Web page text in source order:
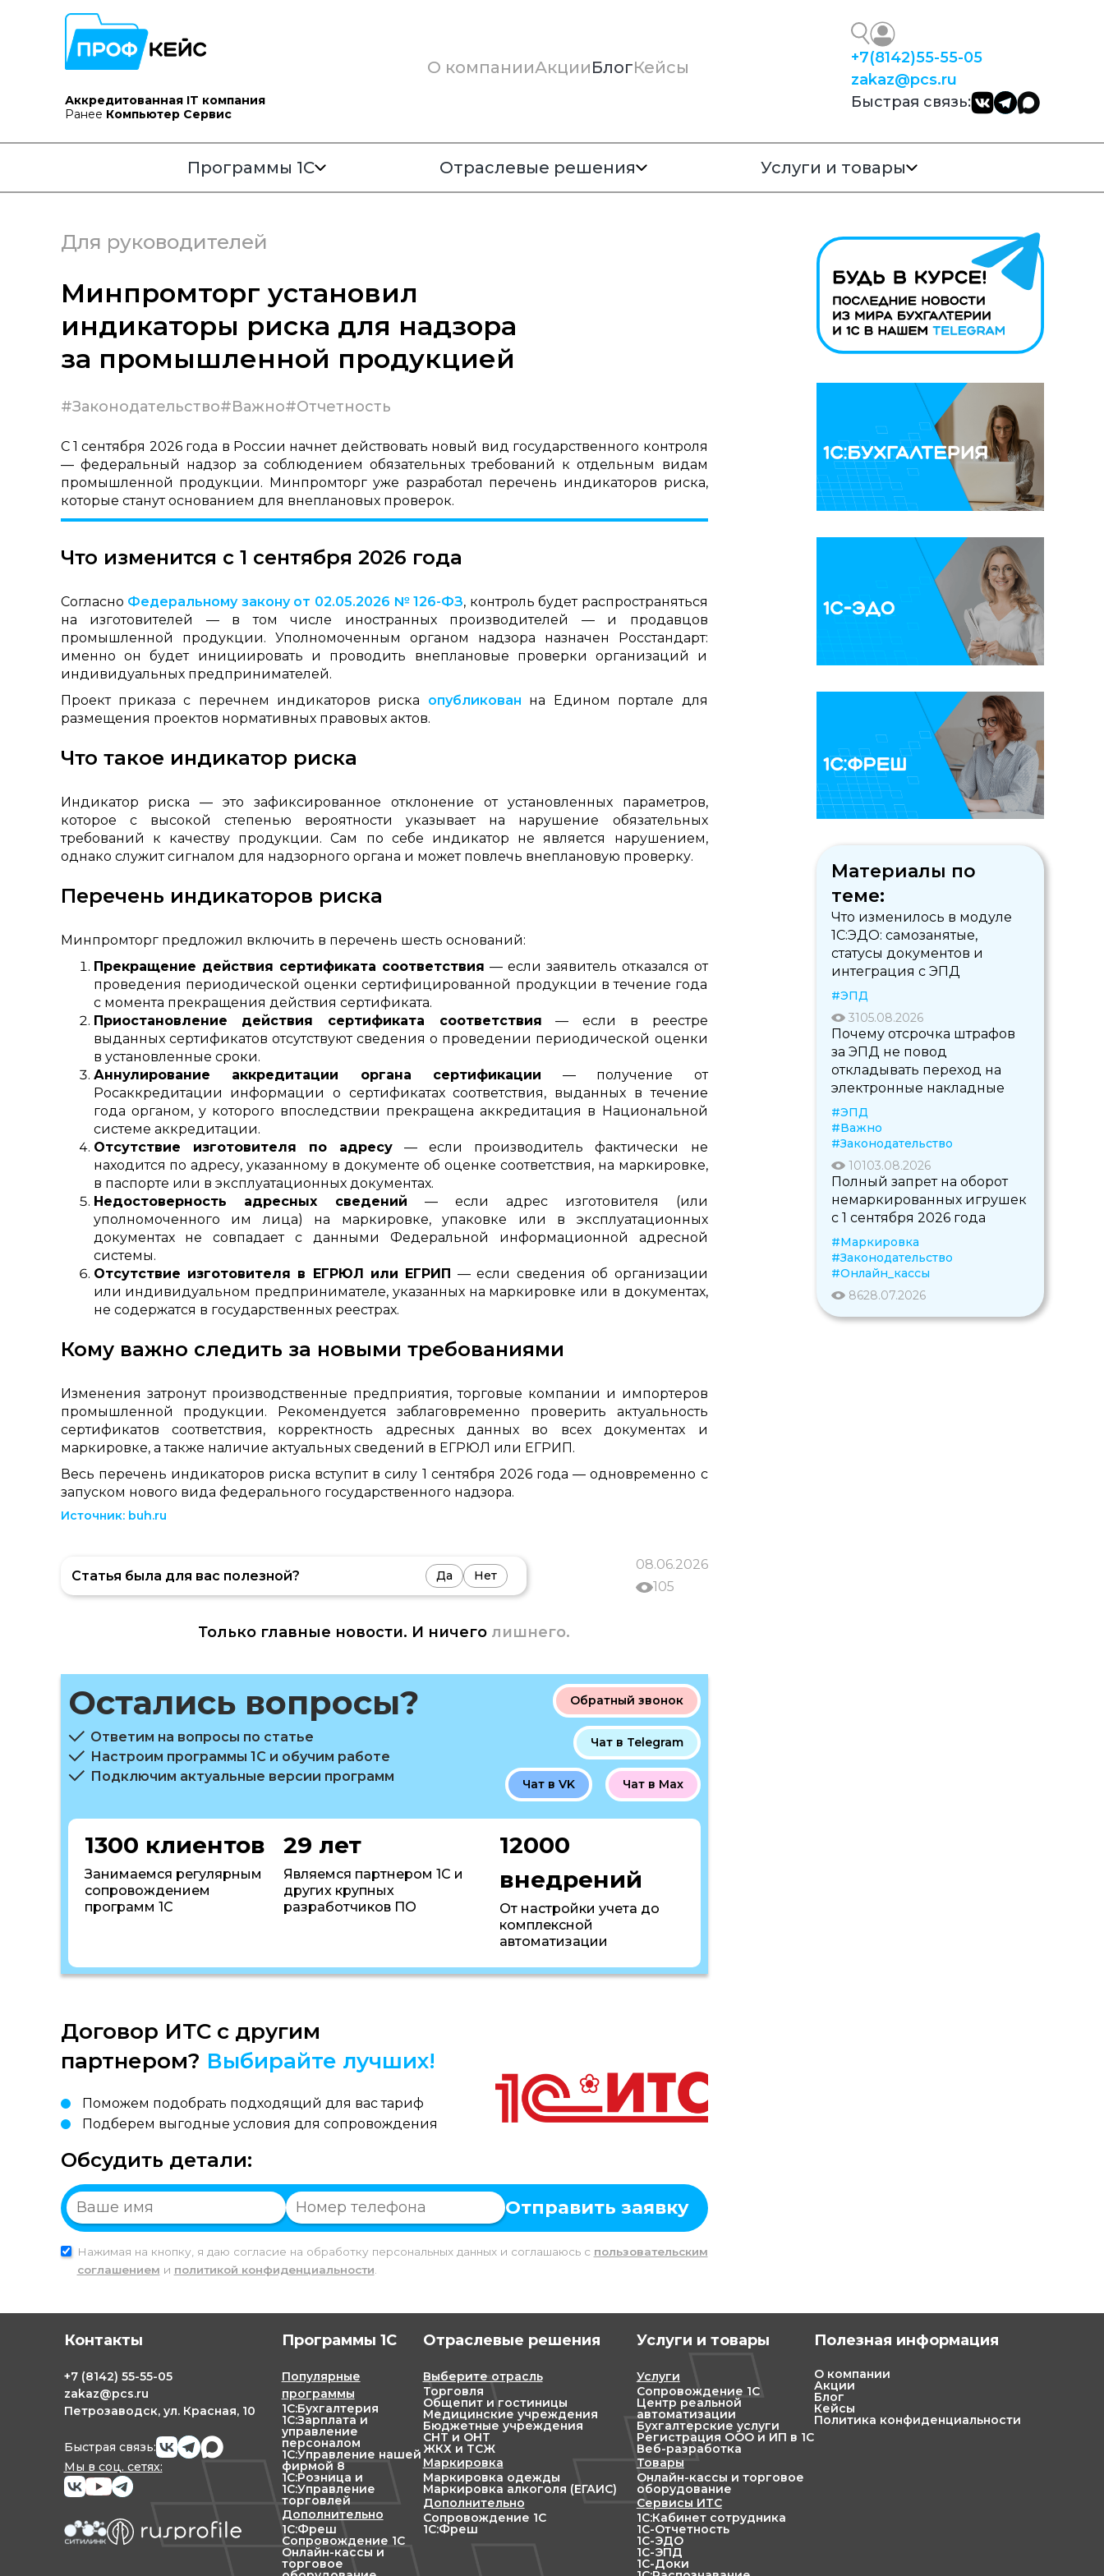
Аккредитованная IT компания
Ранее Компьютер Сервис
О компанииАкцииБлогКейсы
+7(8142)55-55-05
zakaz@pcs.ru
Быстрая связь:
Программы 1С Отраслевые решения Услуги и товары
Для руководителей
Минпромторг установил
индикаторы риска для надзора
за промышленной продукцией
#Законодательство#Важно#Отчетность
С 1 сентября 2026 года в России начнет действовать новый вид государственного контроля
— федеральный надзор за соблюдением обязательных требований к отдельным видам
промышленной продукции. Минпромторг уже разработал перечень индикаторов риска,
которые станут основанием для внеплановых проверок.
Что изменится с 1 сентября 2026 года
Согласно Федеральному закону от 02.05.2026 № 126-ФЗ, контроль будет распространяться
на изготовителей — в том числе иностранных производителей — и продавцов
промышленной продукции. Уполномоченным органом надзора назначен Росстандарт:
именно он будет инициировать и проводить внеплановые проверки организаций и
индивидуальных предпринимателей.
Проект приказа с перечнем индикаторов риска опубликован на Едином портале для
размещения проектов нормативных правовых актов.
Что такое индикатор риска
Индикатор риска — это зафиксированное отклонение от установленных параметров,
которое с высокой степенью вероятности указывает на нарушение обязательных
требований к качеству продукции. Сам по себе индикатор не является нарушением,
однако служит сигналом для надзорного органа и может повлечь внеплановую проверку.
Перечень индикаторов риска
Минпромторг предложил включить в перечень шесть оснований:
Прекращение действия сертификата соответствия — если заявитель отказался от
проведения периодической оценки сертифицированной продукции в течение года
с момента прекращения действия сертификата.
Приостановление действия сертификата соответствия — если в реестре
выданных сертификатов отсутствуют сведения о проведении периодической оценки
в установленные сроки.
Аннулирование аккредитации органа сертификации — получение от
Росаккредитации информации о сертификатах соответствия, выданных в течение
года органом, у которого впоследствии прекращена аккредитация в Национальной
системе аккредитации.
Отсутствие изготовителя по адресу— если производитель фактически не
находится по адресу, указанному в документе об оценке соответствия, на маркировке,
в паспорте или в эксплуатационных документах.
Недостоверность адресных сведений — если адрес изготовителя (или
уполномоченного им лица) на маркировке, упаковке или в эксплуатационных
документах не совпадает с данными Федеральной информационной адресной
системы.
Отсутствие изготовителя в ЕГРЮЛ или ЕГРИП — если сведения об организации
или индивидуальном предпринимателе, указанных на маркировке или в документах,
не содержатся в государственных реестрах.
Кому важно следить за новыми требованиями
Изменения затронут производственные предприятия, торговые компании и импортеров
промышленной продукции. Рекомендуется заблаговременно проверить актуальность
сертификатов соответствия, корректность адресных данных во всех документах и
маркировке, а также наличие актуальных сведений в ЕГРЮЛ или ЕГРИП.
Весь перечень индикаторов риска вступит в силу 1 сентября 2026 года — одновременно с
запуском нового вида федерального государственного надзора.
Источник: buh.ru
08.06.2026
105
Статья была для вас полезной? Да Нет
Только главные новости. И ничего лишнего.
Остались вопросы?
Ответим на вопросы по статье
Настроим программы 1С и обучим работе
Подключим актуальные версии программ
Обратный звонок
Чат в Telegram
Чат в Max
Чат в VK
1300 клиентов
Занимаемся регулярным
сопровождением
программ 1С
29 лет
Являемся партнером 1С и
других крупных
разработчиков ПО
12000
внедрений
От настройки учета до
комплексной
автоматизации
Договор ИТС с другим
партнером? Выбирайте лучших!
Поможем подобрать подходящий для вас тариф
Подберем выгодные условия для сопровождения
Обсудить детали:
Отправить заявку
Нажимая на кнопку, я даю согласие на обработку персональных данных и соглашаюсь c пользовательским
соглашением и политикой конфиденциальности
Материалы по
теме:
Что изменилось в модуле
1С:ЭДО: самозанятые,
статусы документов и
интеграция с ЭПД
#ЭПД
31 05.08.2026
Почему отсрочка штрафов
за ЭПД не повод
откладывать переход на
электронные накладные
#ЭПД
#Важно
#Законодательство
101 03.08.2026
Полный запрет на оборот
немаркированных игрушек
с 1 сентября 2026 года
#Маркировка
#Законодательство
#Онлайн_кассы
8628.07.2026
Контакты
+7 (8142) 55-55-05
zakaz@pcs.ru
Петрозаводск, ул. Красная, 10
Быстрая связь:
Мы в соц. сетях:
Программы 1С
Популярные
программы
1С:Бухгалтерия
1С:Зарплата и
управление
персоналом
1С:Управление нашей
фирмой 8
1С:Розница и
1С:Управление
торговлей
Дополнительно
1С:Фреш
Сопровождение 1С
Онлайн-кассы и
торговое
Отраслевые решения
Выберите отрасль
Торговля
Общепит и гостиницы
Медицинские учреждения
Бюджетные учреждения
СНТ и ОНТ
ЖКХ и ТСЖ
Маркировка
Маркировка одежды
Маркировка алкоголя (ЕГАИС)
Дополнительно
Сопровождение 1С
1С:Фреш
Услуги и товары
Услуги
Сопровождение 1С
Центр реальной
автоматизации
Бухгалтерские услуги
Регистрация ООО и ИП в 1С
Веб-разработка
Товары
Онлайн-кассы и торговое
оборудование
Сервисы ИТС
1С:Кабинет сотрудника
1С-Отчетность
1С-ЭДО
1С-ЭПД
1С-Доки
Полезная информация
О компании
Акции
Блог
Кейсы
Политика конфиденциальности